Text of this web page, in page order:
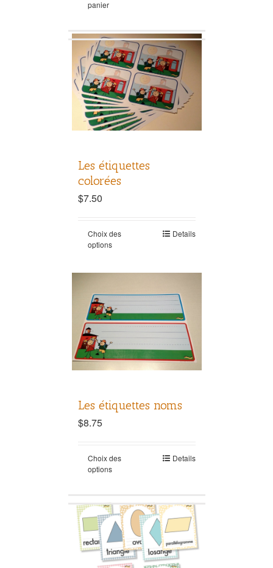
panier
Les étiquettes
colorées
$7.50
Choix des
options
Details
Les étiquettes noms
$8.75
Choix des
options
Details